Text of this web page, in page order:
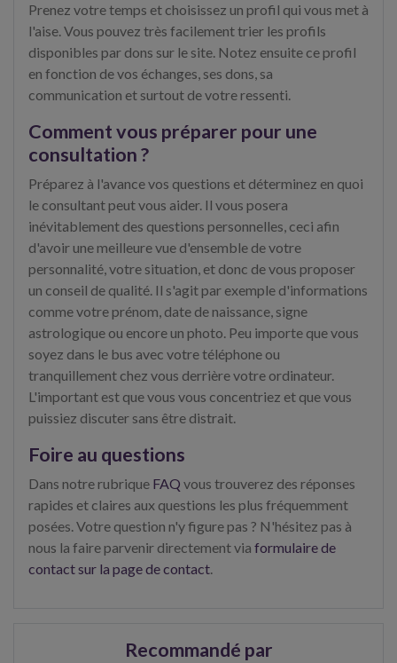
Prenez votre temps et choisissez un profil qui vous met à
l'aise. Vous pouvez très facilement trier les profils
disponibles par dons sur le site. Notez ensuite ce profil
en fonction de vos échanges, ses dons, sa
communication et surtout de votre ressenti.
Comment vous préparer pour une
consultation ?
Préparez à l'avance vos questions et déterminez en quoi
le consultant peut vous aider. Il vous posera
inévitablement des questions personnelles, ceci afin
d'avoir une meilleure vue d'ensemble de votre
personnalité, votre situation, et donc de vous proposer
un conseil de qualité. Il s'agit par exemple d'informations
comme votre prénom, date de naissance, signe
astrologique ou encore un photo. Peu importe que vous
soyez dans le bus avec votre téléphone ou
tranquillement chez vous derrière votre ordinateur.
L'important est que vous vous concentriez et que vous
puissiez discuter sans être distrait.
Foire au questions
Dans notre rubrique FAQ vous trouverez des réponses
rapides et claires aux questions les plus fréquemment
posées. Votre question n'y figure pas ? N'hésitez pas à
nous la faire parvenir directement via formulaire de
contact sur la page de contact.
Recommandé par